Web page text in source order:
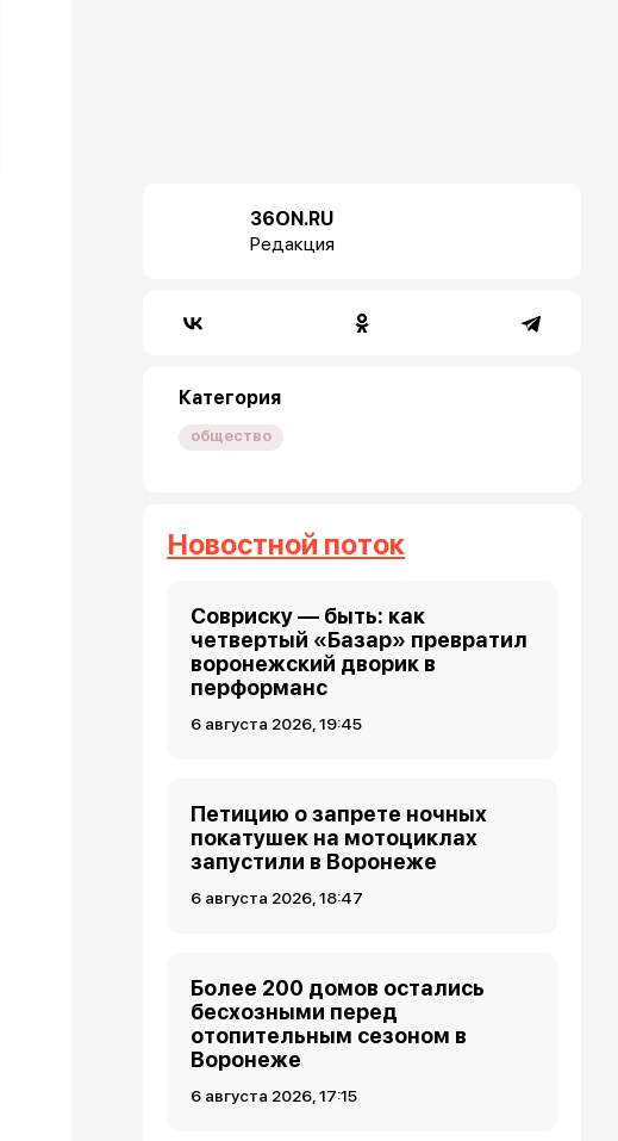
36ON.RU
Редакция
Категория
общество
Новостной поток
Совриску — быть: как
четвертый «Базар» превратил
воронежский дворик в
перформанс
6 августа 2026, 19:45
Петицию о запрете ночных
покатушек на мотоциклах
запустили в Воронеже
6 августа 2026, 18:47
Более 200 домов остались
бесхозными перед
отопительным сезоном в
Воронеже
6 августа 2026, 17:15